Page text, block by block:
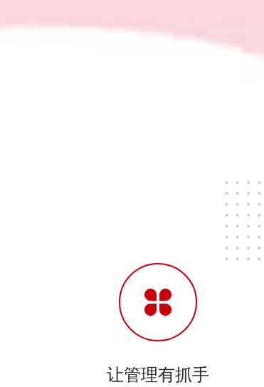
让管理有抓手